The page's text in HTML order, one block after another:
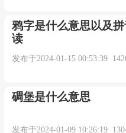
Germanic languages
‘behind’, for
,
unclear. Modern English
鸦字是什么意思以及
读
发布于2024-01-15 00:53:39
碉堡是什么意思
发布于2024-01-09 10:26:19